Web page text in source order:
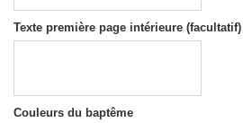
Texte première page intérieure (facultatif)
Couleurs du baptême